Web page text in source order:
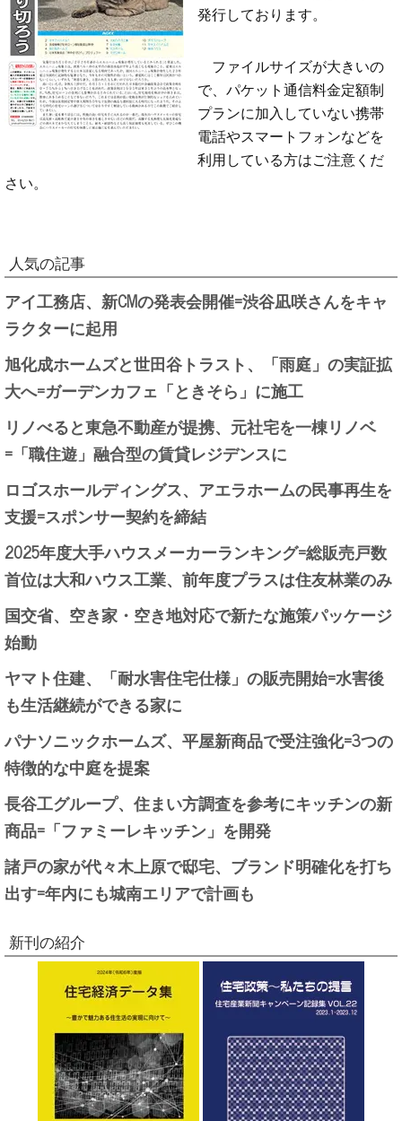
発行しております。
ファイルサイズが大きいの
で、パケット通信料金定額制
プランに加入していない携帯
電話やスマートフォンなどを
利用している方はご注意くだ
さい。
人気の記事
アイ工務店、新CMの発表会開催=渋谷凪咲さんをキャ
ラクターに起用
旭化成ホームズと世田谷トラスト、「雨庭」の実証拡
大へ=ガーデンカフェ「ときそら」に施工
リノべると東急不動産が提携、元社宅を一棟リノベ
=「職住遊」融合型の賃貸レジデンスに
ロゴスホールディングス、アエラホームの民事再生を
支援=スポンサー契約を締結
2025年度大手ハウスメーカーランキング=総販売戸数
首位は大和ハウス工業、前年度プラスは住友林業のみ
国交省、空き家・空き地対応で新たな施策パッケージ
始動
ヤマト住建、「耐水害住宅仕様」の販売開始=水害後
も生活継続ができる家に
パナソニックホームズ、平屋新商品で受注強化=3つの
特徴的な中庭を提案
長谷工グループ、住まい方調査を参考にキッチンの新
商品=「ファミーレキッチン」を開発
諸戸の家が代々木上原で邸宅、ブランド明確化を打ち
出す=年内にも城南エリアで計画も
新刊の紹介